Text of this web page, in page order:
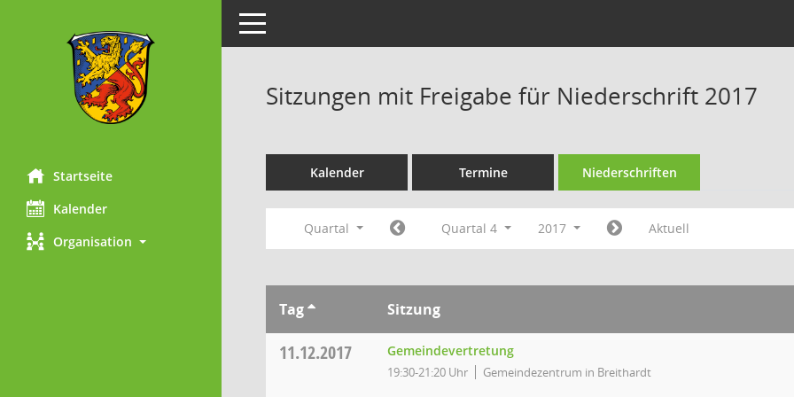
Startseite
Kalender
Organisation
Toggle navigation
Sitzungen mit Freigabe für Niederschrift 2017
Kalender Termine Niederschriften
Quartal Quartal 4 2017 Aktuell
Tag Sitzung
11.12.2017 Gemeindevertretung
19:30-21:20 Uhr Gemeindezentrum in Breithardt